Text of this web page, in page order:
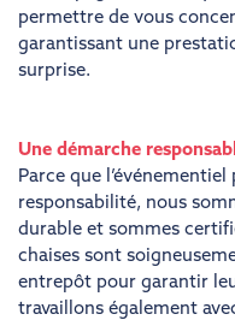
permettre de vous
garantissant une
surprise.
Une démarche
Parce que
responsabilité, nous
durable et sommes
chaises sont
entrepôt pour garantir
travaillons également